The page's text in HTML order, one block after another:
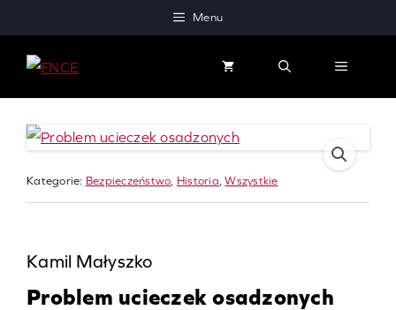
do
treści
Menu
MENU
Kategorie: Bezpieczeństwo Historia , Wszystkie
Kamil Małyszko
Problem ucieczek osadzonych